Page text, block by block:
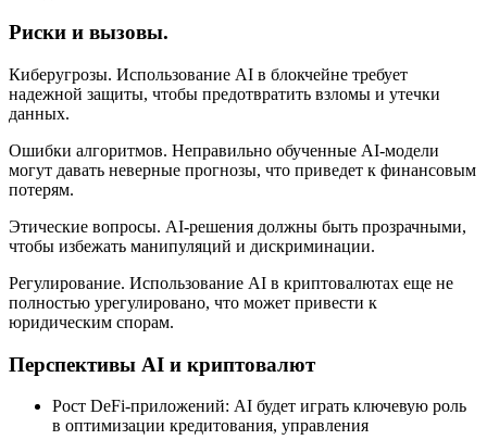
Риски и вызовы.
Киберугрозы. Использование AI в блокчейне требует
надежной защиты, чтобы предотвратить взломы и утечки
данных.
Ошибки алгоритмов. Неправильно обученные AI-модели
могут давать неверные прогнозы, что приведет к финансовым
потерям.
Этические вопросы. AI-решения должны быть прозрачными,
чтобы избежать манипуляций и дискриминации.
Регулирование. Использование AI в криптовалютах еще не
полностью урегулировано, что может привести к
юридическим спорам.
Перспективы AI и криптовалют
Рост DeFi-приложений: AI будет играть ключевую роль
в оптимизации кредитования, управления